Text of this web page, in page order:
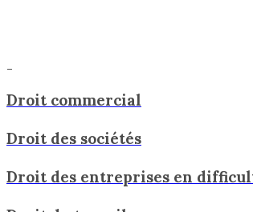
Droit commercial
Droit des sociétés
Droit des entreprises en